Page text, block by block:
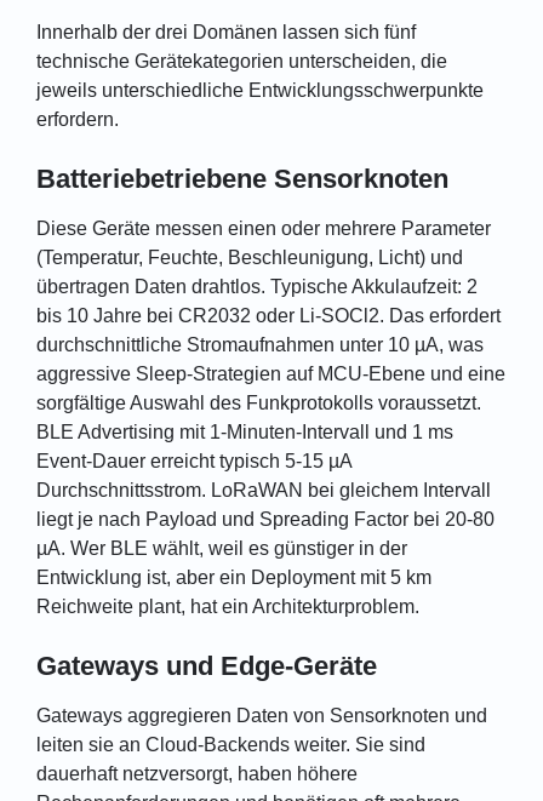
Innerhalb der drei Domänen lassen sich fünf
technische Gerätekategorien unterscheiden, die
jeweils unterschiedliche Entwicklungsschwerpunkte
erfordern.
Batteriebetriebene Sensorknoten
Diese Geräte messen einen oder mehrere Parameter
(Temperatur, Feuchte, Beschleunigung, Licht) und
übertragen Daten drahtlos. Typische Akkulaufzeit: 2
bis 10 Jahre bei CR2032 oder Li-SOCl2. Das erfordert
durchschnittliche Stromaufnahmen unter 10 µA, was
aggressive Sleep-Strategien auf MCU-Ebene und eine
sorgfältige Auswahl des Funkprotokolls voraussetzt.
BLE Advertising mit 1-Minuten-Intervall und 1 ms
Event-Dauer erreicht typisch 5-15 µA
Durchschnittsstrom. LoRaWAN bei gleichem Intervall
liegt je nach Payload und Spreading Factor bei 20-80
µA. Wer BLE wählt, weil es günstiger in der
Entwicklung ist, aber ein Deployment mit 5 km
Reichweite plant, hat ein Architekturproblem.
Gateways und Edge-Geräte
Gateways aggregieren Daten von Sensorknoten und
leiten sie an Cloud-Backends weiter. Sie sind
dauerhaft netzversorgt, haben höhere